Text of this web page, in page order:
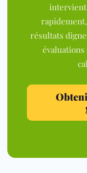
résultats